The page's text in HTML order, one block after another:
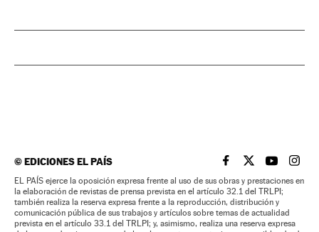
©EDICIONES EL PAÍS EL PAÍS BRASIL EN
EL PAÍSEL PAÍS
EL
EL PAÍS ejerce la oposición expresa frente al uso de sus obras y prestaciones en
la elaboración de revistas de prensa prevista en el artículo 32.1 del TRLPI;
también realiza la reserva expresa frente a la reproducción, distribución y
comunicación pública de sus trabajos y artículos sobre temas de actualidad
prevista en el artículo 33.1 del TRLPI; y, asimismo, realiza una reserva expresa